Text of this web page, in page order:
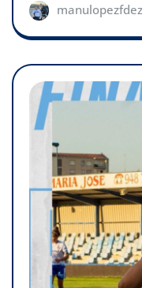
manulopezfdez